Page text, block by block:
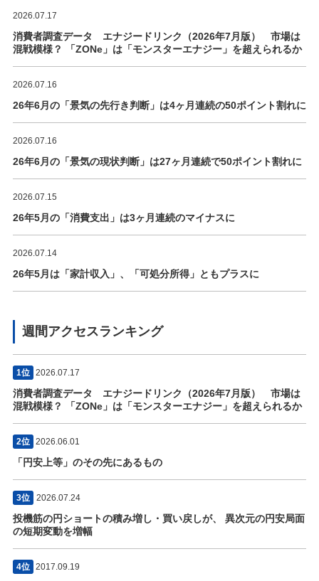
2026.07.17
消費者調査データ エナジードリンク（2026年7月版） 市場は
混戦模様？ 「ZONe」は「モンスターエナジー」を超えられるか
2026.07.16
26年6月の「景気の先行き判断」は4ヶ月連続の50ポイント割れに
2026.07.16
26年6月の「景気の現状判断」は27ヶ月連続で50ポイント割れに
2026.07.15
26年5月の「消費支出」は3ヶ月連続のマイナスに
2026.07.14
26年5月は「家計収入」、「可処分所得」ともプラスに
週間アクセスランキング
1位 2026.07.17
消費者調査データ エナジードリンク（2026年7月版） 市場は
混戦模様？ 「ZONe」は「モンスターエナジー」を超えられるか
2位 2026.06.01
「円安上等」のその先にあるもの
3位 2026.07.24
投機筋の円ショートの積み増し・買い戻しが、 異次元の円安局面
の短期変動を増幅
4位 2017.09.19